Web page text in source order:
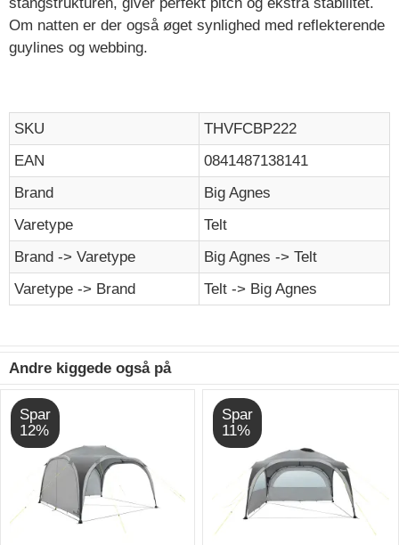
Om natten er der også øget synlighed med reflekterende
guylines og webbing.
SKU
THVFCBP222
EAN
0841487138141
Brand
Big Agnes
Varetype
Telt
Brand -> Varetype
Big Agnes -> Telt
Varetype -> Brand
Telt -> Big Agnes
Andre kiggede også på
Spar
12%
Spar
11%